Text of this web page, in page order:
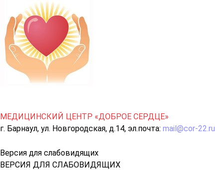
МЕДИЦИНСКИЙ ЦЕНТР «ДОБРОЕ СЕРДЦЕ»
г. Барнаул, ул. Новгородская, д.14, эл.почта: mail@cor-22.ru
Версия для слабовидящих
ВЕРСИЯ ДЛЯ СЛАБОВИДЯЩИХ